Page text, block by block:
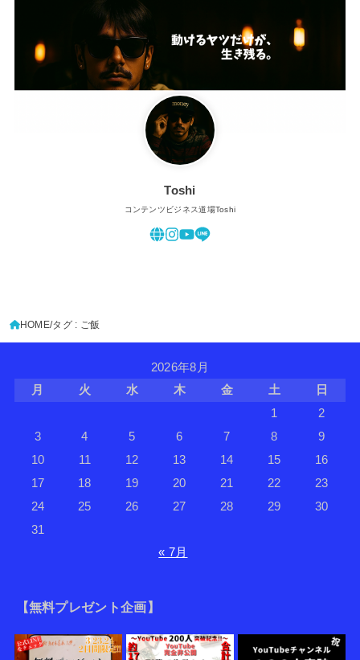
Toshi
コンテンツビジネス道場Toshi
HOME タグ : ご飯
2026年8月
月
火 水 木 金 土
日
1
2
3
4 5 6 7 8
9
10
11 12 13 14 15
16
17
18 19 20 21 22
23
24
25 26 27 28 29
30
31
« 7月
【無料プレゼント企画】